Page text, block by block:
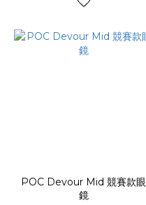
POC Devour Mid 競賽款眼
鏡